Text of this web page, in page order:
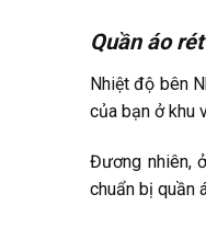
Quần áo rét
Nhiệt độ bên
của bạn ở khu
Đương nhiên,
chuẩn bị quần